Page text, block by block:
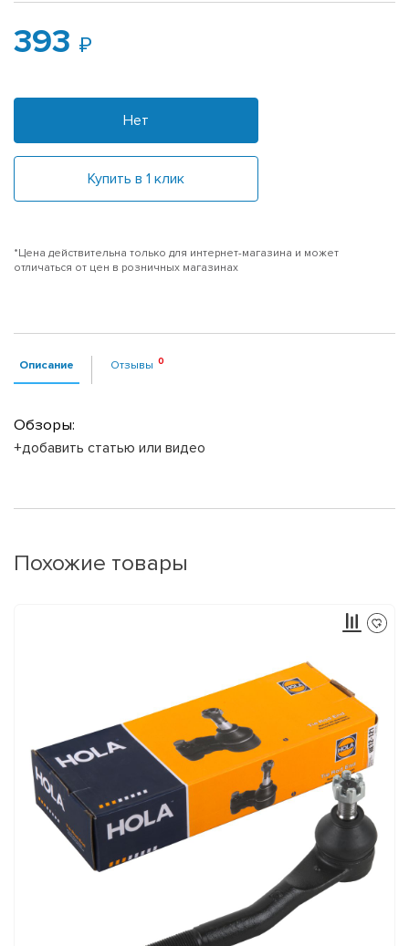
393
Нет
Купить в 1 клик
*Цена действительна только для интернет-магазина и может
отличаться от цен в розничных магазинах
Описание Отзывы
Обзоры:
+добавить статью или видео
Похожие товары